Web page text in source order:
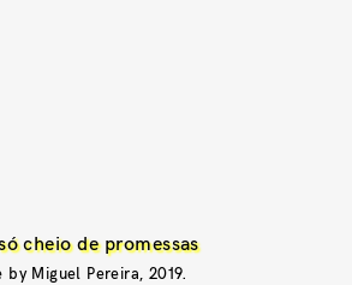
cheio de promessas
Miguel Pereira, 2019.